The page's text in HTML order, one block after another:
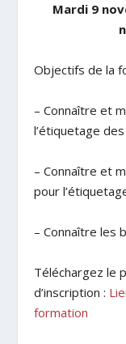
Mardi 9
Objectifs de la
– Connaître et
l’étiquetage
– Connaître et
pour
– Connaître les
Téléchargez le
d’inscription :
formation